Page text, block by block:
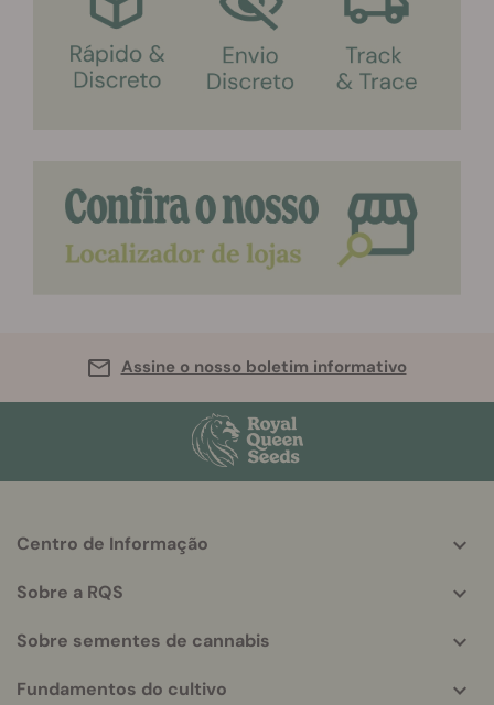
Assine o nosso boletim informativo
info
Centro de Informação
Sobre a RQS
Sobre sementes de cannabis
Fundamentos do cultivo